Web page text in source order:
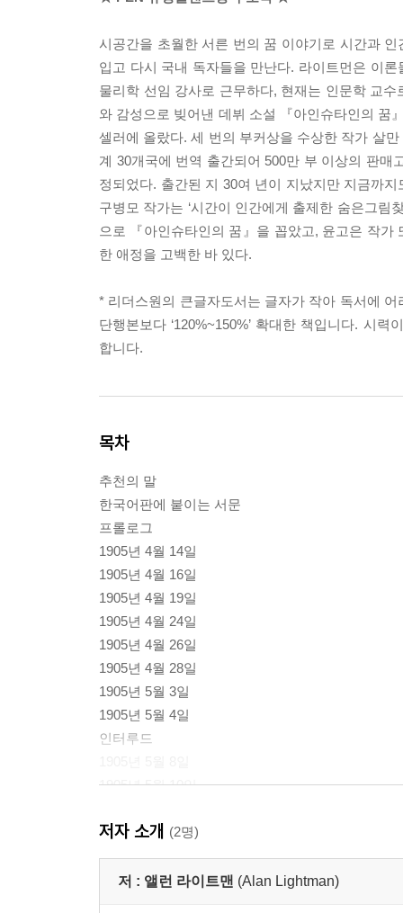
시공간을 초월한 서른 번의 꿈 이야기로 시간과
입고 다시 국내 독자들을 만난다. 라이트먼은 이
물리학 선임 강사로 근무하다, 현재는 인문학 교
와 감성으로 빚어낸 데뷔 소설 『아인슈타인의 꿈
셀러에 올랐다. 세 번의 부커상을 수상한 작가 살
계 30개국에 번역 출간되어 500만 부 이상의 판
정되었다. 출간된 지 30여 년이 지났지만 지금까
구병모 작가는 ‘시간이 인간에게 출제한 숨은그림
으로 『아인슈타인의 꿈』을 꼽았고, 윤고은 작
한 애정을 고백한 바 있다.
* 리더스원의 큰글자도서는 글자가 작아 독서에 어
단행본보다 ‘120%~150%’ 확대한 책입니다. 시
합니다.
목차
추천의 말
한국어판에 붙이는 서문
프롤로그
1905년 4월 14일
1905년 4월 16일
1905년 4월 19일
1905년 4월 24일
1905년 4월 26일
1905년 4월 28일
1905년 5월 3일
1905년 5월 4일
인터루드
1905년 5월 10일
1905년 5월 14일
1905년 5월 15일
1905년 5월 20일
저자 소개 (2명)
저 : 앨런 라이트맨 (Alan Lightman)